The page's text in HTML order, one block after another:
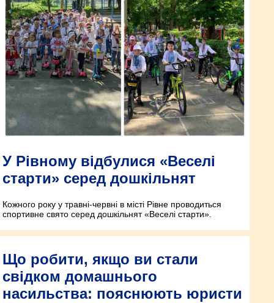
У Рівному відбулися «Веселі
старти» серед дошкільнят
Кожного року у травні-червні в місті Рівне проводиться
спортивне свято серед дошкільнят «Веселі старти».
Що робити, якщо ви стали
свідком домашнього
насильства: пояснюють юристи